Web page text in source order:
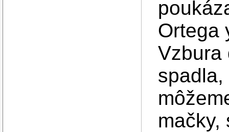
Ortega
Vzbura
mačky,